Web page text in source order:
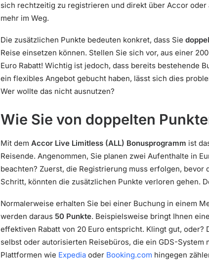
sich rechtzeitig zu registrieren und direkt über Accor
mehr im Weg.
Die zusätzlichen Punkte bedeuten konkret, dass Sie
Reise einsetzen können. Stellen Sie sich vor, aus einer
Euro Rabatt! Wichtig ist jedoch, dass bereits bestehende
ein flexibles Angebot gebucht haben, lässt sich dies
Wer wollte das nicht ausnutzen?
Wie Sie von doppelten
Mit dem Accor Live Limitless (ALL) Bonusprogramm ist
Reisende. Angenommen, Sie planen zwei Aufenthalte in
beachten? Zuerst, die Registrierung muss erfolgen,
Schritt, könnten die zusätzlichen Punkte verloren gehen.
Normalerweise erhalten Sie bei einer Buchung in einem
werden daraus 50 Punkte. Beispielsweise bringt Ihnen
effektiven Rabatt von 20 Euro entspricht. Klingt gut, oder?
selbst oder autorisierten Reisebüros, die ein GDS-
Plattformen wie Expedia oder Booking.com hingegen